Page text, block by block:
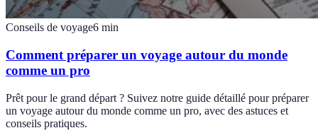
Conseils de voyage6 min
Comment préparer un voyage autour du monde
comme un pro
Prêt pour le grand départ ? Suivez notre guide détaillé pour préparer
un voyage autour du monde comme un pro, avec des astuces et
conseils pratiques.